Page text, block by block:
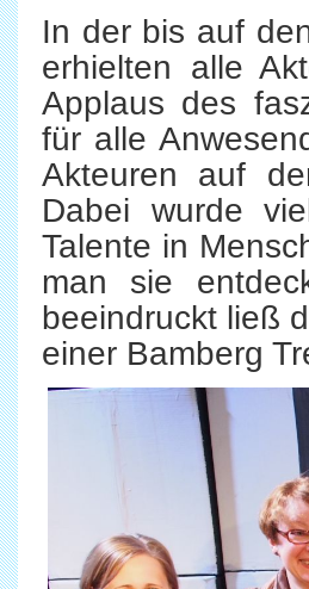
In der bis auf
erhielten alle
Applaus des
für alle
Akteuren auf
Dabei wurde
Talente in
man sie
beeindruckt ließ
einer Bamberg